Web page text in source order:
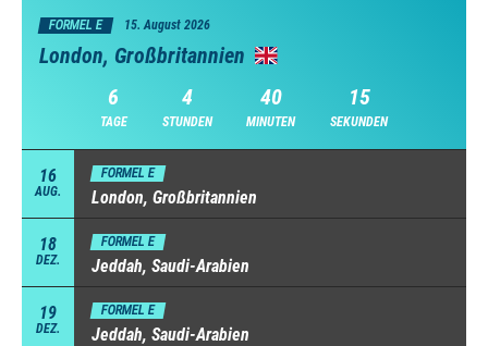
FORMEL E 15. August 2026
London, Großbritannien
6
TAGE
4
STUNDEN
40
MINUTEN
14
SEKUNDEN
16
AUG.
FORMEL E
London, Großbritannien
18
DEZ.
FORMEL E
Jeddah, Saudi-Arabien
19
DEZ.
FORMEL E
Jeddah, Saudi-Arabien